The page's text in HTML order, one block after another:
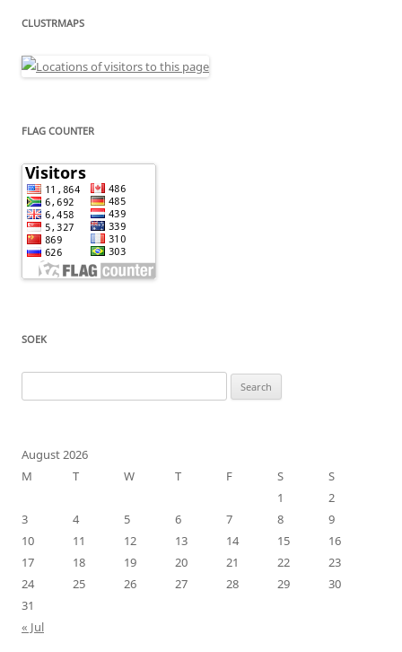
CLUSTRMAPS
FLAG COUNTER
SOEK
for:
August 2026
M
T W T F S
S
1
2
3
4 5 6 7 8
9
10
11 12 13 14 15
16
17
18 19 20 21 22
23
24
25 26 27 28 29
30
31
« Jul